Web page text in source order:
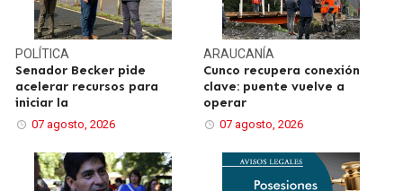
POLÍTICA
Senador Becker pide
acelerar recursos para
iniciar la
07 agosto, 2026
ARAUCANÍA
Cunco recupera conexión
clave: puente vuelve a
operar
07 agosto, 2026